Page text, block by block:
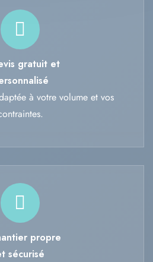
gratuit et
à votre volume et vos
propre
sécurisé